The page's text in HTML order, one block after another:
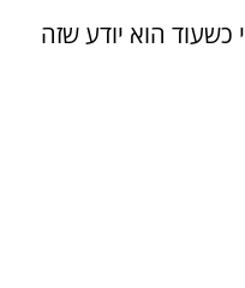
הוא יודע שזה